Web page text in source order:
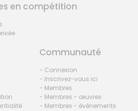
en compétition
Communauté
- Connexion
- Inscrivez-vous ici
- Membres
- Membres - œuvres
- Membres - événements